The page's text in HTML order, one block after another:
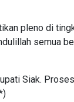
pleno di
semua
Siak.